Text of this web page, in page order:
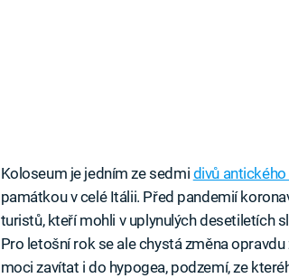
Koloseum je jedním ze sedmi divů
památkou v celé Itálii. Před pandemií
turistů, kteří mohli v uplynulých desetiletích
Pro letošní rok se ale chystá změna
moci zavítat i do hypogea, podzemí, ze